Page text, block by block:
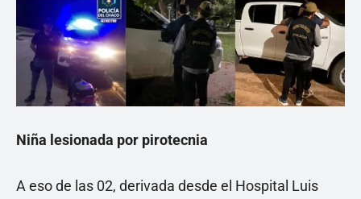
Niña lesionada por pirotecnia
A eso de las 02, derivada desde el Hospital Luis